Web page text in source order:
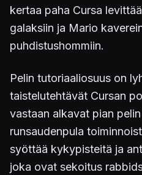
kertaa paha Cursa
galaksiin ja Mario
puhdistushommiin.
Pelin tutoriaaliosuus on
taistelutehtävät Cursan
vastaan alkavat pian
runsaudenpula
syöttää kykypisteitä ja
joka ovat sekoitus